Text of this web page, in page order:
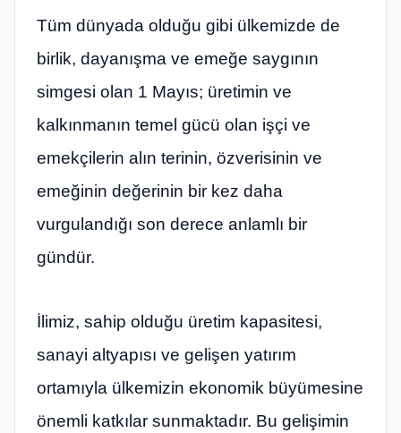
Tüm dünyada olduğu gibi ülkemizde de
birlik, dayanışma ve emeğe saygının
simgesi olan 1 Mayıs; üretimin ve
kalkınmanın temel gücü olan işçi ve
emekçilerin alın terinin, özverisinin ve
emeğinin değerinin bir kez daha
vurgulandığı son derece anlamlı bir
gündür.
İlimiz, sahip olduğu üretim kapasitesi,
sanayi altyapısı ve gelişen yatırım
ortamıyla ülkemizin ekonomik büyümesine
önemli katkılar sunmaktadır. Bu gelişimin